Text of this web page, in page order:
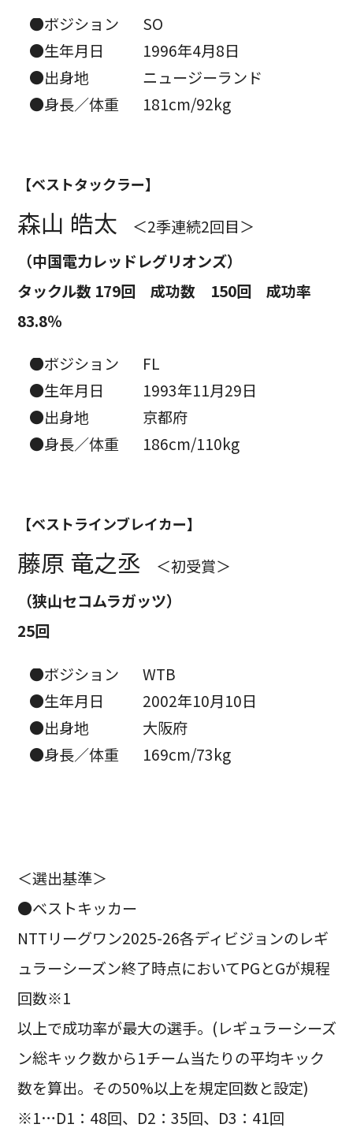
●ポジション
SO
●生年月日
1996年4月8日
●出身地
ニュージーランド
●身長／体重
181cm/92kg
【ベストタックラー】
森山 皓太 ＜2季連続2回目＞
（中国電力レッドレグリオンズ）
タックル数 179回 成功数 150回 成功率
83.8％
●ポジション
FL
●生年月日
1993年11月29日
●出身地
京都府
●身長／体重
186cm/110kg
【ベストラインブレイカー】
藤原 竜之丞 ＜初受賞＞
（狭山セコムラガッツ）
25回
●ポジション
WTB
●生年月日
2002年10月10日
●出身地
大阪府
●身長／体重
169cm/73kg
＜選出基準＞
●ベストキッカー
NTTリーグワン2025-26各ディビジョンのレギ
ュラーシーズン終了時点においてPGとGが規程
回数※1
以上で成功率が最大の選手。(レギュラーシーズ
ン総キック数から1チーム当たりの平均キック
数を算出。その50%以上を規定回数と設定)
※1…D1：48回、D2：35回、D3：41回